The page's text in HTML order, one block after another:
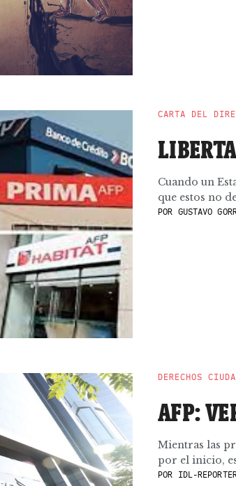
CARTA DEL
Cuando un
que estos no
POR GUSTAVO
DERECHOS
AFP:
Mientras las
por el inicio,
POR IDL-